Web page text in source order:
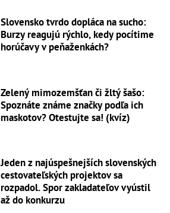
Slovensko tvrdo dopláca na sucho:
Burzy reagujú rýchlo, kedy pocítime
horúčavy v peňaženkách?
Zelený mimozemšťan či žltý šašo:
Spoznáte známe značky podľa ich
maskotov? Otestujte sa! (kvíz)
Jeden z najúspešnejších slovenských
cestovateľských projektov sa
rozpadol. Spor zakladateľov vyústil
až do konkurzu